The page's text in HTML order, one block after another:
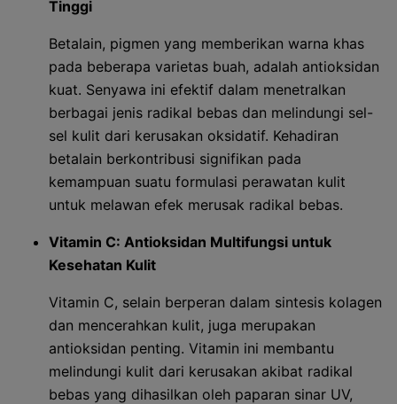
Tinggi
Betalain, pigmen yang memberikan warna khas
pada beberapa varietas buah, adalah antioksidan
kuat. Senyawa ini efektif dalam menetralkan
berbagai jenis radikal bebas dan melindungi sel-
sel kulit dari kerusakan oksidatif. Kehadiran
betalain berkontribusi signifikan pada
kemampuan suatu formulasi perawatan kulit
untuk melawan efek merusak radikal bebas.
Vitamin C: Antioksidan Multifungsi untuk
Kesehatan Kulit
Vitamin C, selain berperan dalam sintesis kolagen
dan mencerahkan kulit, juga merupakan
antioksidan penting. Vitamin ini membantu
melindungi kulit dari kerusakan akibat radikal
bebas yang dihasilkan oleh paparan sinar UV,